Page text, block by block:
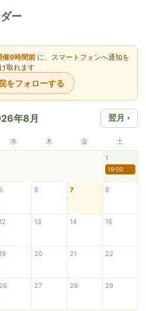
ー
催9時間前 に、スマートフォンへ通知を
取れます
をフォローする
年8月 翌月 ›
水 木 金 土
1
19:00
5 6 7 8
13 14 15
20 21 22
26 27 28 29